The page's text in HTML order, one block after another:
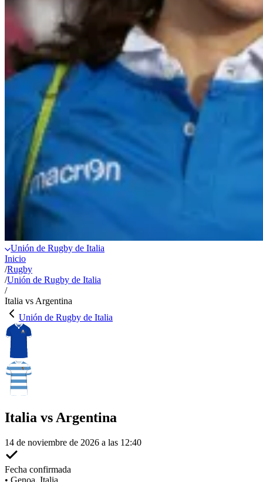
Unión de Rugby de Italia
Inicio
/Rugby
/Unión de Rugby de Italia
/
Italia vs Argentina
Unión de Rugby de Italia
Italia vs Argentina
14 de noviembre de 2026 a las 12:40
Fecha confirmada
• Genoa, Italia